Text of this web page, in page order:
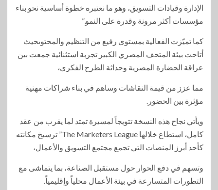
الإدارة وقيادات التسويق، وهو ما نعتبره خطوة أساسية نحو بناء
مؤسسات أكثر مرونة وقدرة على النمو.”
كما تميّزت الفعالية بمستوى رفيع من التنظيم والمحتوىحيث
أتاحت بيئة المتحف المصري الكبير تجربة استثنائية جمعت بين
عراقة الحضارة المصرية وحداثة الطرح الفكري،
مما عزز من قيمة النقاشات وساهم في بناء شراكات مهنية
مؤثرة بين الحضور.
ويأتي نجاح هذه النسخة تتويجاً لمسيرة تمتد لما يقرب من عقد
كامل، استطاع خلالها The Marketers League” ترسيخ مكانته
كأحد أبرز المنصات التي تجمع مجتمع التسويق والأعمال،
وتسهم في دفع الحوار حول مستقبل الصناعة، بما يتماشى مع
التطورات المتسارعة في بيئة الأعمال محلياً وإقليمياً.